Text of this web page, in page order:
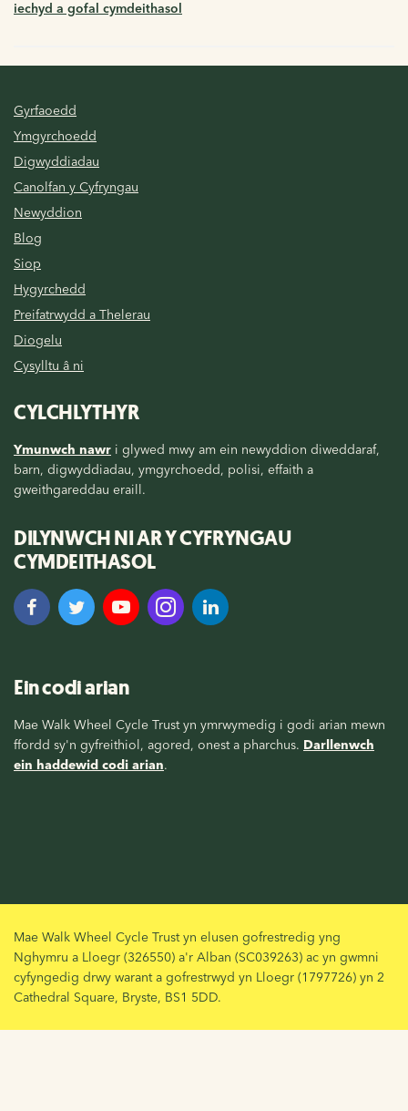
iechyd a gofal cymdeithasol
Gyrfaoedd
Ymgyrchoedd
Digwyddiadau
Canolfan y Cyfryngau
Newyddion
Blog
Siop
Hygyrchedd
Preifatrwydd a Thelerau
Diogelu
Cysylltu â ni
CYLCHLYTHYR
Ymunwch nawr i glywed mwy am ein newyddion diweddaraf,
barn, digwyddiadau, ymgyrchoedd, polisi, effaith a
gweithgareddau eraill.
DILYNWCH NI AR Y CYFRYNGAU
CYMDEITHASOL
Ein codi arian
Mae Walk Wheel Cycle Trust yn ymrwymedig i godi arian mewn
ffordd sy'n gyfreithiol, agored, onest a pharchus. Darllenwch
ein haddewid codi arian.
Mae Walk Wheel Cycle Trust yn elusen gofrestredig yng
Nghymru a Lloegr (326550) a'r Alban (SC039263) ac yn gwmni
cyfyngedig drwy warant a gofrestrwyd yn Lloegr (1797726) yn 2
Cathedral Square, Bryste, BS1 5DD.